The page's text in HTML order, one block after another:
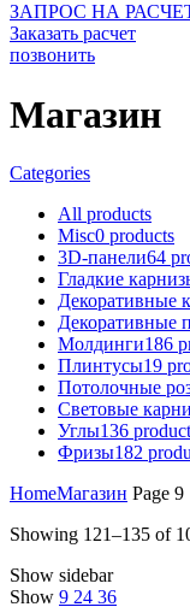
ЗАПРОС НА
Заказать расчет
позвонить
Магазин
Categories
All products
Misc0 products
3D-панели64
Гладкие
Декоративные
Декоративные
Молдинги186
Плинтусы19
Потолочные
Световые
Углы136
Фризы182
HomeМагазин Page 9
Showing 121–135 of
Show sidebar
Show 9 24 36